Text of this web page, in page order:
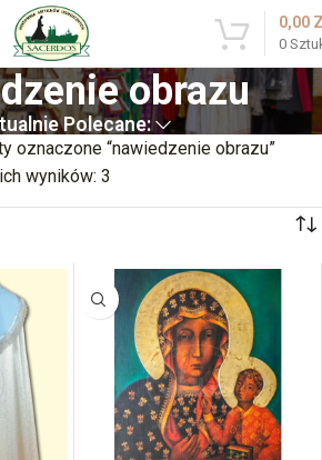
0
0,00
obrazu
Polecane:
oznaczone “nawiedzenie obrazu”
wyników: 3